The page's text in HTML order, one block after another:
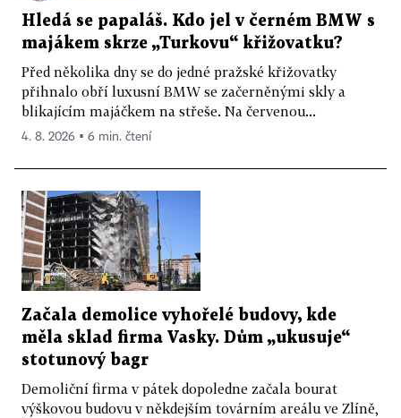
Hledá se papaláš. Kdo jel v černém BMW s
majákem skrze „Turkovu“ křižovatku?
Před několika dny se do jedné pražské křižovatky
přihnalo obří luxusní BMW se začerněnými skly a
blikajícím majáčkem na střeše. Na červenou...
4. 8. 2026 ▪ 6 min. čtení
Začala demolice vyhořelé budovy, kde
měla sklad firma Vasky. Dům „ukusuje“
stotunový bagr
Demoliční firma v pátek dopoledne začala bourat
výškovou budovu v někdejším továrním areálu ve Zlíně,